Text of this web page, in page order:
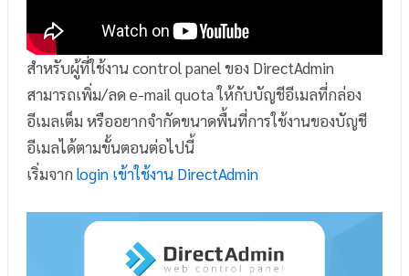
สำหรับผู้ที่ใช้งาน control panel ของ DirectAdmin
สามารถเพิ่ม/ลด e-mail quota ให้กับบัญชีอีเมลที่กล่อง
อีเมลเต็ม หรืออยากจำกัดขนาดพื้นที่การใช้งานของบัญชี
อีเมลได้ตามขั้นตอนต่อไปนี้
เริ่มจาก login เข้าใช้งาน DirectAdmin